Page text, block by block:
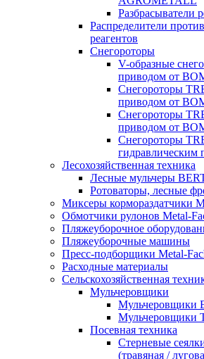
Разбрасыватели
Распределители
реагентов
Снегороторы
V-образные
приводом от
Снегороторы
приводом от
Снегороторы
приводом от
Снегороторы
гидравлическим
Лесохозяйственная техника
Лесные мульчеры
Ротоваторы, лесные
Миксеры кормораздатчики
Обмотчики рулонов Metal-
Пляжеуборочное
Пляжеуборочные машины
Пресс-подборщики Metal-
Расходные материалы
Сельскохозяйственная
Мульчеровщики
Мульчеровщики
Мульчеровщики
Посевная техника
Стерневые
(травяная /